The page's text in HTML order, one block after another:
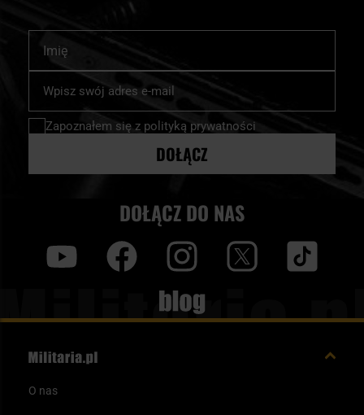
nasz
newsletter:
Zapoznałem się z polityką prywatności
DOŁĄCZ
DOŁĄCZ DO NAS
Blog
O nas